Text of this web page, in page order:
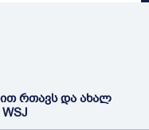
რთავს და ახალ